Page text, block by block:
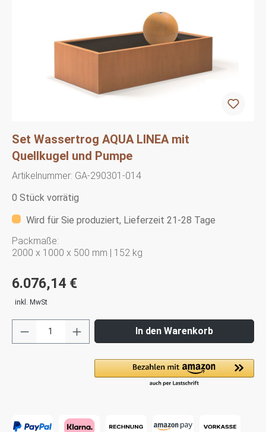
Set Wassertrog AQUA LINEA mit
Quellkugel und Pumpe
Artikelnummer: GA-290301-014
0 Stück vorrätig
Wird für Sie produziert, Lieferzeit 21-28 Tage
Packmaße:
2000 x 1000 x 500 mm | 152 kg
6.076,14 €
inkl. MwSt
In den Warenkorb